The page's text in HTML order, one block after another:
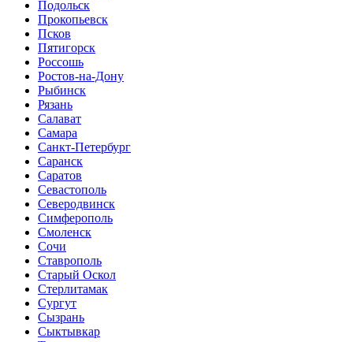
Подольск
Прокопьевск
Псков
Пятигорск
Россошь
Ростов-на-Дону
Рыбинск
Рязань
Салават
Самара
Санкт-Петербург
Саранск
Саратов
Севастополь
Северодвинск
Симферополь
Смоленск
Сочи
Ставрополь
Старый Оскол
Стерлитамак
Сургут
Сызрань
Сыктывкар